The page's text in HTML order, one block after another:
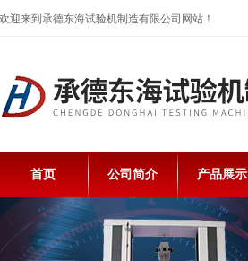
欢迎来到承德东海试验机制造有限公司网站！
首页 公司简介 产品展示